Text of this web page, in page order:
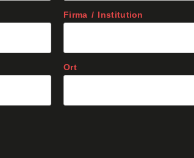
Firma / Institution
Ort